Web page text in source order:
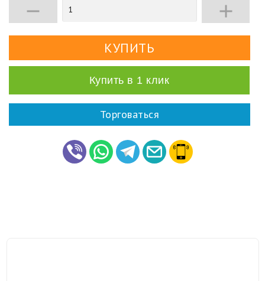
 
Купить в 1 клик
Торговаться